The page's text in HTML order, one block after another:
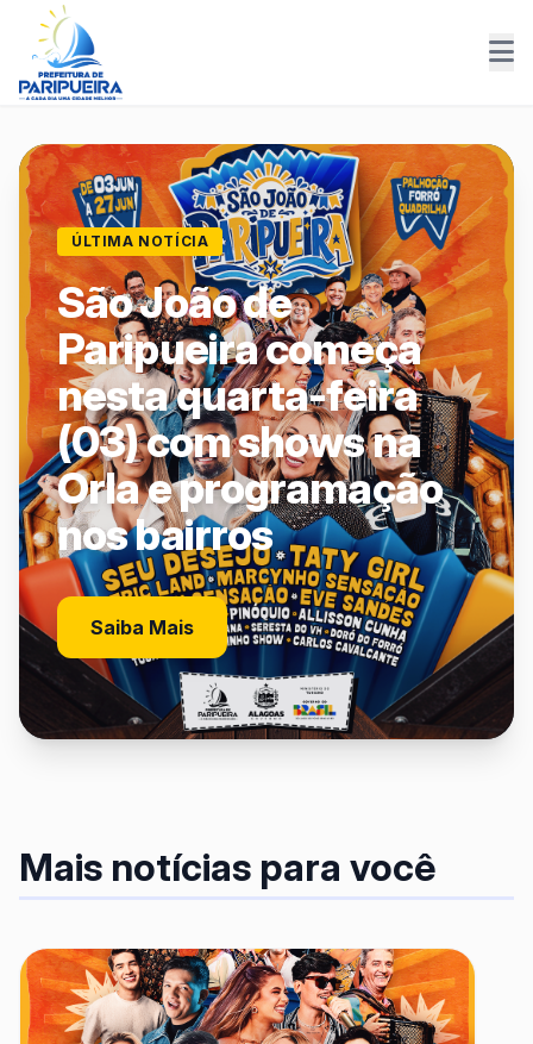
ÚLTIMA NOTÍCIA
São João de
Paripueira começa
nesta quarta-feira
(03) com shows na
Orla e programação
nos bairros
Saiba Mais
Mais notícias para você